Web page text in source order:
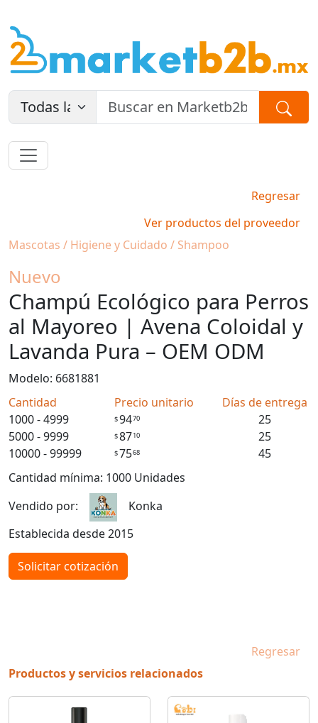
Regresar
Ver productos del proveedor
Mascotas / Higiene y Cuidado / Shampoo
Nuevo
Champú Ecológico para Perros
al Mayoreo | Avena Coloidal y
Lavanda Pura – OEM ODM
Modelo: 6681881
Cantidad
Precio unitario
Días de entrega
1000 - 4999
$9470
25
5000 - 9999
$8710
25
10000 - 99999
$7568
45
Cantidad mínima: 1000 Unidades
Vendido por:
Konka
Establecida desde 2015
Solicitar cotización
Regresar
Productos y servicios relacionados